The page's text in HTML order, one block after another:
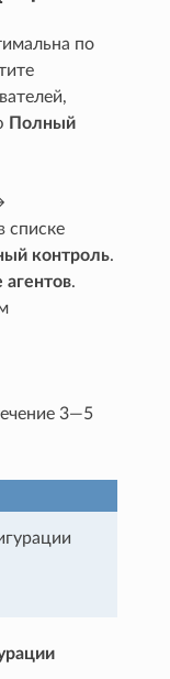
по
Полный
списке
контроль.
агентов.
3—5